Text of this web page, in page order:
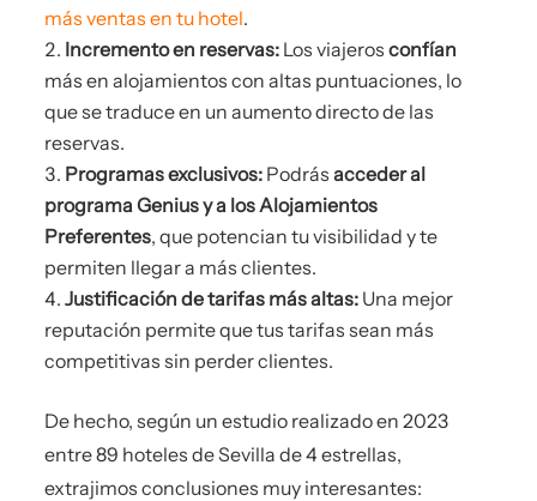
más ventas en tu hotel.
Incremento en reservas: Los viajerosconfían
más en alojamientos con altas puntuaciones, lo
que se traduce en un aumento directo de las
reservas.
Programas exclusivos: Podrásacceder al
programa Genius y a los Alojamientos
Preferentes, que potencian tu visibilidad y te
permiten llegar a más clientes.
Justificación de tarifas más altas: Una mejor
reputación permite que tus tarifas sean más
competitivas sin perder clientes.
De hecho, según un estudio realizado en 2023
entre 89 hoteles de Sevilla de 4 estrellas,
extrajimos conclusiones muy interesantes: